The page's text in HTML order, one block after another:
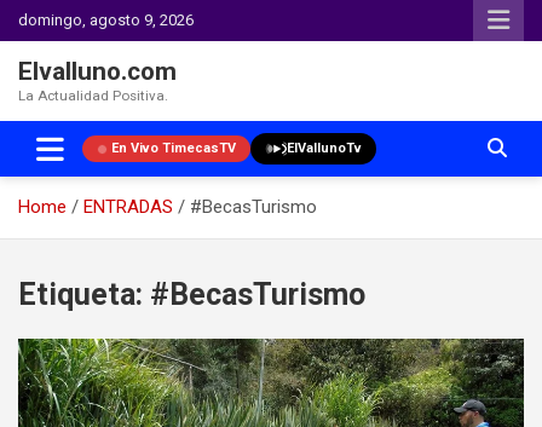
domingo, agosto 9, 2026
Elvalluno.com
La Actualidad Positiva.
En Vivo TimecasTV ElVallunoTv
Home ENTRADAS
#BecasTurismo
content
Etiqueta: #BecasTurismo